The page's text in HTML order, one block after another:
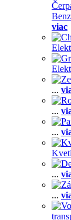
viac
...
...
...
...
...